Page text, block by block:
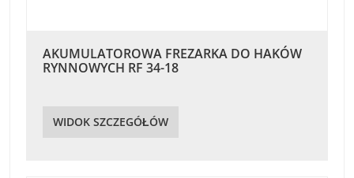
AKUMULATOROWA FREZARKA DO HAKÓW
RYNNOWYCH RF 34-18
WIDOK SZCZEGÓŁÓW